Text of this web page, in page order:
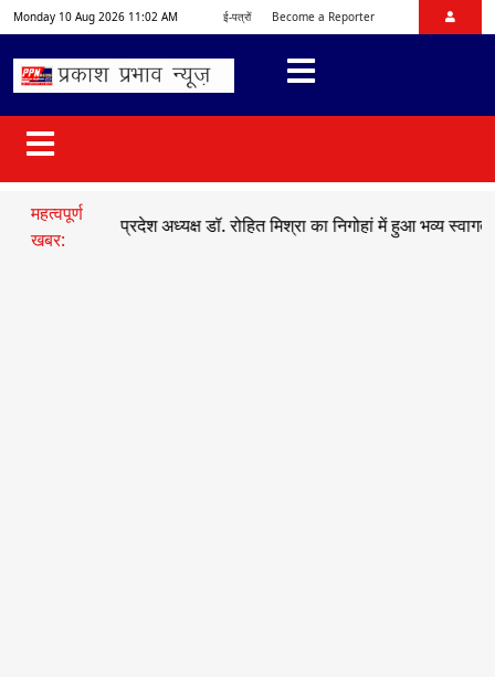
Monday 10 Aug 2026 11:02 AM ई-पत्रों Become a Reporter
महत्वपूर्ण
खबर:
भाजयुमो प्रदेश अध्यक्ष डॉ. रोहित मिश्रा का निगोहां में हुआ भव्य स्वागत ●